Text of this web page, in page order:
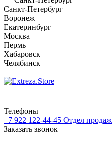
Санкт-Петербург
Воронеж
Екатеринбург
Москва
Пермь
Хабаровск
Челябинск
Телефоны
+7 922 122-44-45 Отдел продаж
Заказать звонок